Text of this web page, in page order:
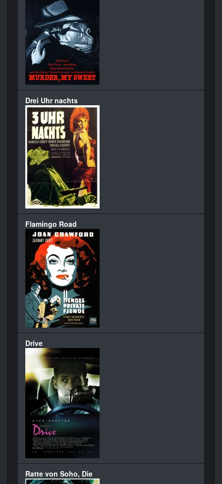
Drei Uhr nachts
Flamingo Road
Drive
Ratte von Soho, Die